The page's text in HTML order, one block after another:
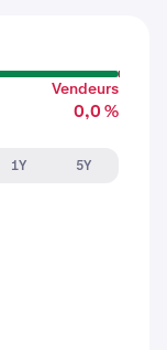
Vendeurs
0,0 %
1Y
5Y